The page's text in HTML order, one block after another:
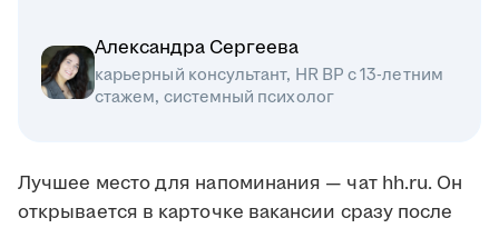
Александра Сергеева
карьерный консультант, HR BP с 13-летним
стажем, системный психолог
Лучшее место для напоминания — чат hh.ru. Он
открывается в карточке вакансии сразу после